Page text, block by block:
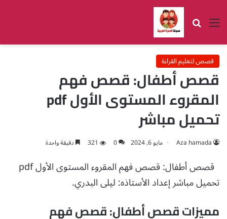
القائمة بحث عن
قصص لتعليم القراءة
قصص أطفال: قصص فهم
المقروء المستوى الأول pdf
تحميل مباشر
Aza hamada مايو 6, 2024 0
321 دقيقة واحدة
قصص أطفال: قصص فهم المقروء المستوى الأول pdf
تحميل مباشر إعداد الأستاذه: ليلى البدري.
مميزات قصص أطفال: قصص فهم